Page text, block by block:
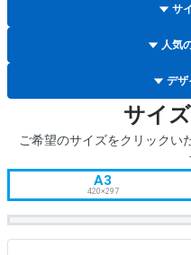
サ
人気
デザ
サイ
ご希望のサイズをクリックい
A3
420×297